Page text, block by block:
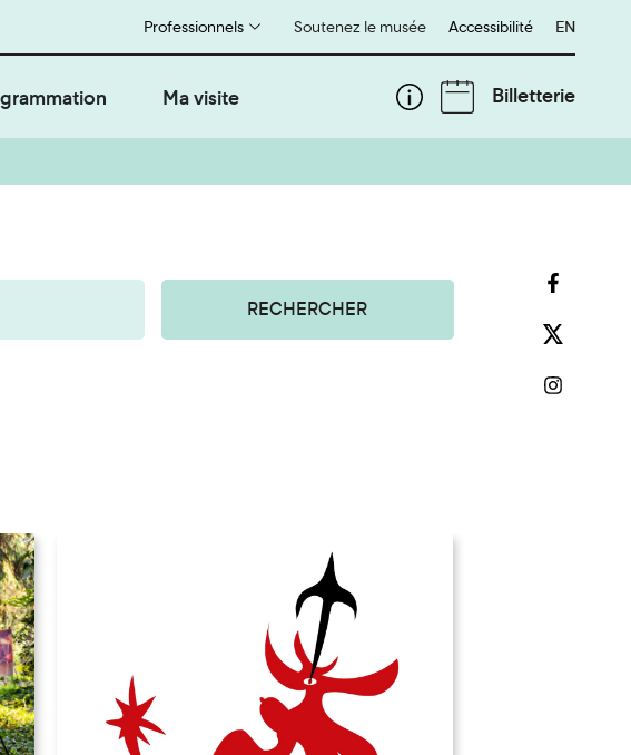
Soutenez le musée
Professionnels Accessibilité English
EN
Ma visite Billetterie
RECHERCHER